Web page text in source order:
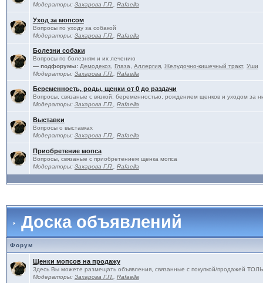
Модераторы: Захарова Г.П. Rafaella
Уход за мопсом
Вопросы по уходу за собакой
Модераторы: Захарова Г.П. Rafaella
Болезни собаки
Вопросы по болезням и их лечению
— подфорумы: Демодекоз Глаза Аллергия, Желудочно-кишечный тракт, Уши
Модераторы: Захарова Г.П. Rafaella
Беременность, роды, щенки от 0 до раздачи
Вопросы, связаные с вязкой, беременностью, рождением щенков и уходом за
Модераторы: Захарова Г.П. Rafaella
Выставки
Вопросы о выставках
Модераторы: Захарова Г.П. Rafaella
Приобретение мопса
Вопросы, связаные с приобретением щенка мопса
Модераторы: Захарова Г.П. Rafaella
Доска объявлений
Форум
Щенки мопсов на продажу
Здесь Вы можете размещать объявления, связанные с покупкой/продажей
Модераторы: Захарова Г.П. Rafaella